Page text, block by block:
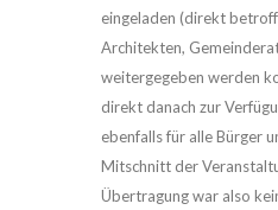
eingeladen (direkt
Architekten,
weitergegeben werden
direkt danach zur
ebenfalls für alle Bürger
Mitschnitt der
Übertragung war also